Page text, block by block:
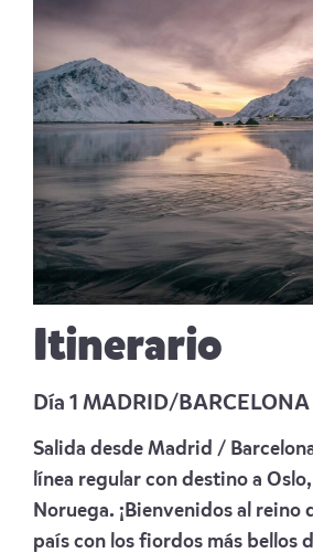
Itinerario
Día 1 MADRID/BARCELONA
Salida desde Madrid /
línea regular con destino a
Noruega. ¡Bienvenidos al reino
país con los fiordos más bellos